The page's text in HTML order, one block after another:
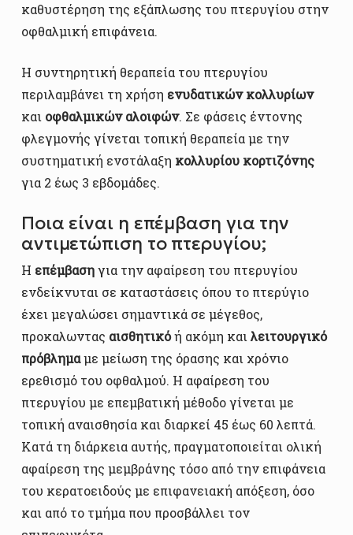
καθυστέρηση της εξάπλωσης του πτερυγίου στην
οφθαλμική επιφάνεια.
Η συντηρητική θεραπεία του πτερυγίου
περιλαμβάνει τη χρήση ενυδατικών κολλυρίων
και οφθαλμικών αλοιφών. Σε φάσεις έντονης
φλεγμονής γίνεται τοπική θεραπεία με την
συστηματική ενστάλαξη κολλυρίου κορτιζόνης
για 2 έως 3 εβδομάδες.
Ποια είναι η επέμβαση για την
αντιμετώπιση το πτερυγίου;
Η επέμβασηγια την αφαίρεση του πτερυγίου
ενδείκνυται σε καταστάσεις όπου το πτερύγιο
έχει μεγαλώσει σημαντικά σε μέγεθος,
προκαλωντας αισθητικόή ακόμη καιλειτουργικό
πρόβλημαμε μείωση της όρασης και χρόνιο
ερεθισμό του οφθαλμού. Η αφαίρεση του
πτερυγίου με επεμβατική μέθοδο γίνεται με
τοπική αναισθησία και διαρκεί 45 έως 60 λεπτά.
Κατά τη διάρκεια αυτής, πραγματοποιείται ολική
αφαίρεση της μεμβράνης τόσο από την επιφάνεια
του κερατοειδούς με επιφανειακή απόξεση, όσο
και από το τμήμα που προσβάλλει τον